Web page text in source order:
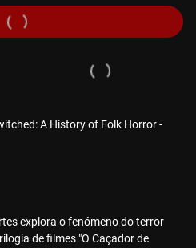
A History of Folk Horror -
explora o fenómeno do terror
de filmes "O Caçador de